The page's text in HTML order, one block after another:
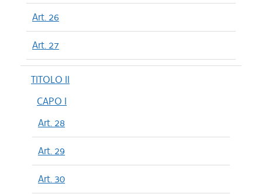
Art. 26
Art. 27
TITOLO II
CAPO I
Art. 28
Art. 29
Art. 30